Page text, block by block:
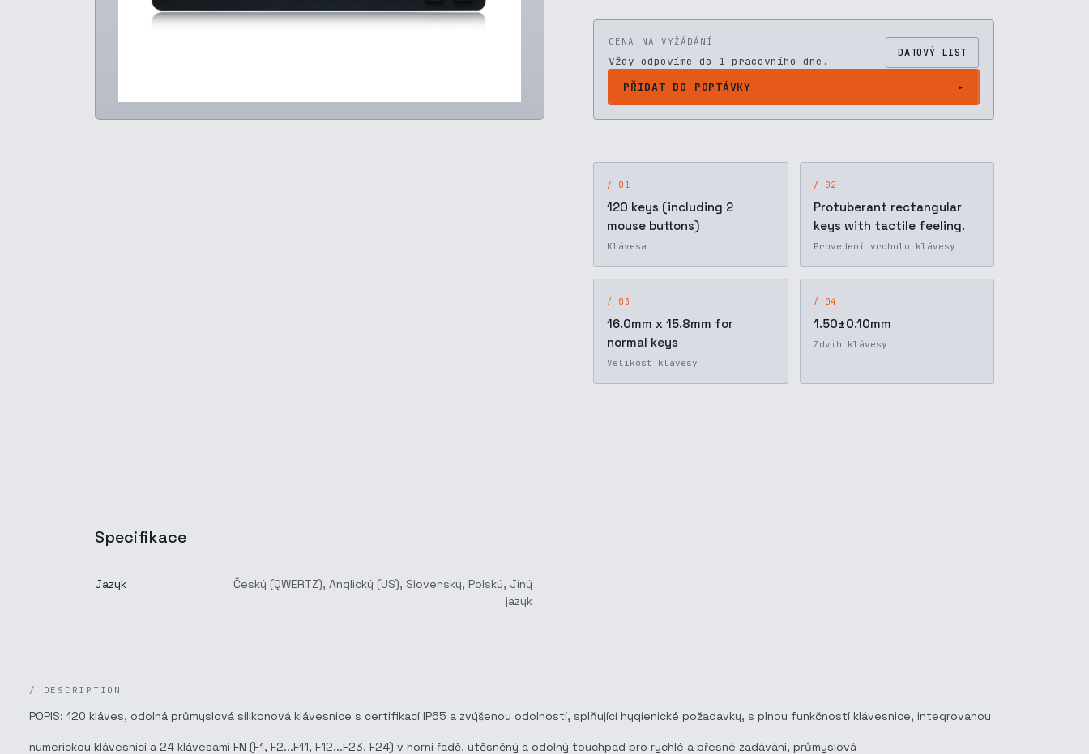
CENA NA VYŽÁDÁNÍ
Vždy odpovíme do 1 pracovního dne.
DATOVÝ LIST
PŘIDAT DO POPTÁVKY
/ 01
120 keys (including 2
mouse buttons)
Klávesa
/ 02
Protuberant rectangular
keys with tactile feeling.
Provedení vrcholu klávesy
/ 03
16.0mm x 15.8mm for
normal keys
Velikost klávesy
/ 04
1.50±0.10mm
Zdvih klávesy
Specifikace
Jazyk Český (QWERTZ), Anglický (US), Slovenský, Polský, Jiný
jazyk
DESCRIPTION
POPIS: 120 kláves, odolná průmyslová silikonová klávesnice s certifikací IP65 a zvýšenou odolností, splňující hygienické požadavky, s plnou funkčností klávesnice, integrovanou
numerickou klávesnicí a 24 klávesami FN (F1, F2...F11, F12...F23, F24) v horní řadě, utěsněný a odolný touchpad pro rychlé a přesné zadávání, průmyslová